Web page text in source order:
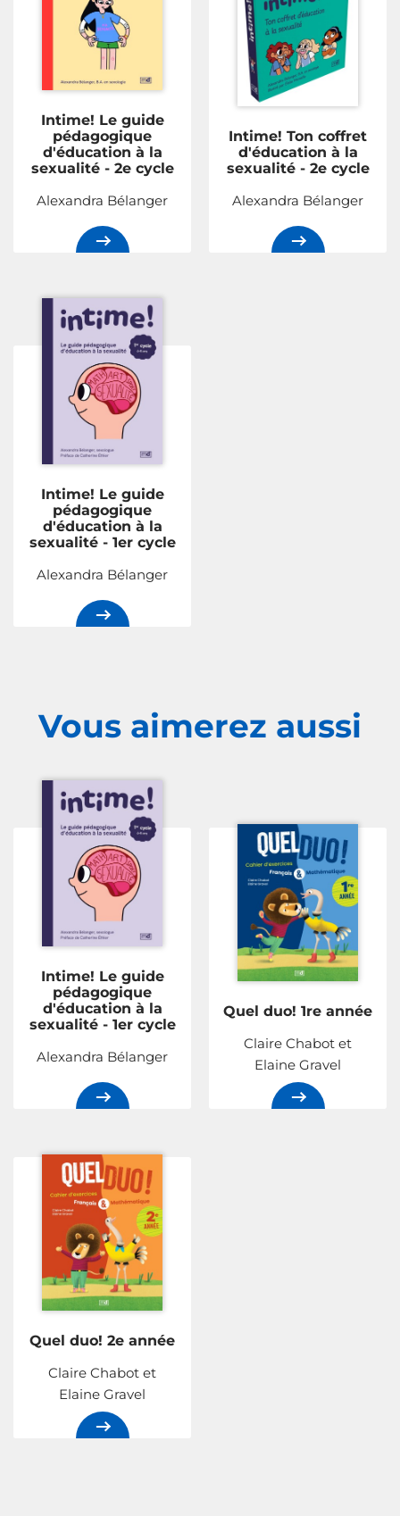
Intime! Le guide
pédagogique
d'éducation à la
sexualité - 2e cycle
Alexandra Bélanger
Intime! Ton coffret
d'éducation à la
sexualité - 2e cycle
Alexandra Bélanger
Intime! Le guide
pédagogique
d'éducation à la
sexualité - 1er cycle
Alexandra Bélanger
Vous aimerez aussi
Intime! Le guide
pédagogique
d'éducation à la
sexualité - 1er cycle
Alexandra Bélanger
Quel duo! 1re année
Claire Chabot et
Elaine Gravel
Quel duo! 2e année
Claire Chabot et
Elaine Gravel